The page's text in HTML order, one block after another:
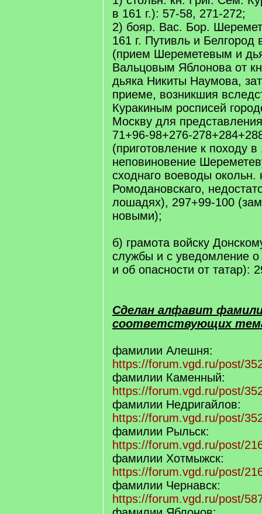
в 161 г.): 57-58, 271-272;
2) бояр. Вас. Бор.
161 г. Путивль и Белгород
(прием Шереметевым и
Вальцовым Яблонова от
дьяка Никиты Наумова,
приеме, возникшия
Куракиным росписей
Москву для
71+96-98+276-
(приготовление к походу в
неповиновение
сходнаго воеводы
Ромодановскаго,
лошадях), 297+99-100
новыми);
б) грамота войску
службы и с уведомление
и об опасности от татар):
Сделан алфавит
соответствующих
фамилии Алешня:
https://forum.vgd.ru/post/
фамилии Каменный:
https://forum.vgd.ru/post/
фамилии Недригайлов:
https://forum.vgd.ru/post/
фамилии Рыльск:
https://forum.vgd.ru/post/
фамилии Хотмыжск:
https://forum.vgd.ru/post/
фамилии Чернавск:
https://forum.vgd.ru/post/